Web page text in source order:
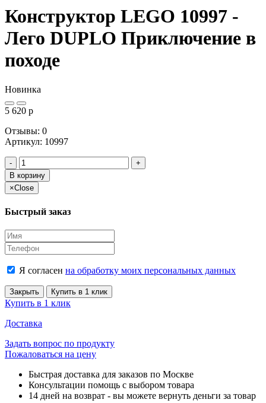
Конструктор LEGO 10997 -
Лего DUPLO Приключение в
походе
Новинка
5 620 p
Отзывы: 0
Артикул: 10997
-
+
В корзину
×Close
Быстрый заказ
Я согласен на обработку моих персональных данных
Закрыть Купить в 1 клик
Купить в 1 клик
Доставка
Задать вопрос по продукту
Пожаловаться на цену
Быстрая доставка для заказов по Москве
Консультации помощь с выбором товара
14 дней на возврат - вы можете вернуть деньги за товар